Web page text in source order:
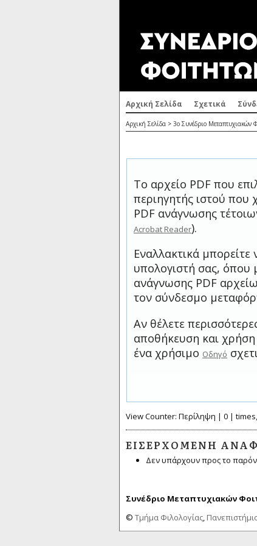
Αρχική Σελίδα Σχετικά
Αρχική Σελίδα > 3ο Συνέδριο Μεταπτυχιακών
Το αρχείο PDF που
περιηγητής ιστού που
PDF ανάγνωσης
Acrobat Reader).
Εναλλακτικά
υπολογιστή σας, όπου
ανάγνωσης PDF
τον σύνδεσμο
Αν θέλετε
αποθήκευση και
ένα χρήσιμο Οδηγό
View Counter: Περίληψη | 0 |
ΕΙΣΕΡΧΌΜΕΝΗ
Δεν υπάρχουν προς το
Συνέδριο Μεταπτυχιακών
© Τμήμα Φιλολογίας,